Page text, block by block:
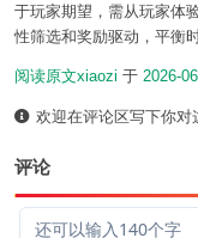
于玩家期望，需从玩家体
性筛选和奖励驱动，平衡
阅读原文xiaozi 于 2026-
欢迎在评论区写下你对
评论